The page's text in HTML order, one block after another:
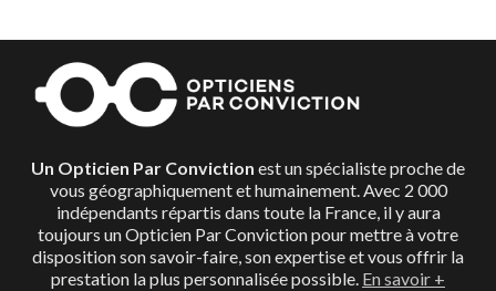
Un Opticien Par Conviction est un spécialiste proche de
vous géographiquement et humainement. Avec 2 000
indépendants répartis dans toute la France, il y aura
toujours un Opticien Par Conviction pour mettre à votre
disposition son savoir-faire, son expertise et vous offrir la
prestation la plus personnalisée possible. En savoir +